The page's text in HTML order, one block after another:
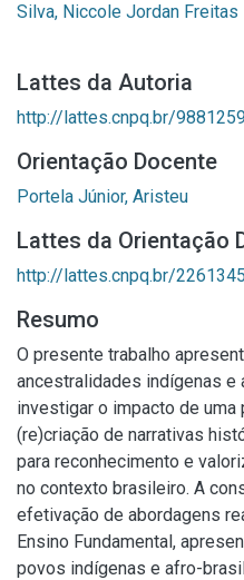
Silva, Niccole Jordan Freitas
Lattes da Autoria
http://lattes.cnpq.br/
Orientação Docente
Portela Júnior, Aristeu
Lattes da Orientação
http://lattes.cnpq.br/
Resumo
O presente trabalho
ancestralidades indígenas e
investigar o impacto de uma
(re)criação de narrativas
para reconhecimento e
no contexto brasileiro. A
efetivação de abordagens
Ensino Fundamental,
povos indígenas e afro-